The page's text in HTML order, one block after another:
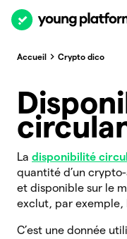
Accueil Crypto dico
La disponibilité
quantité d’un
et disponible sur le
exclut, par exemple,
C’est une donnée